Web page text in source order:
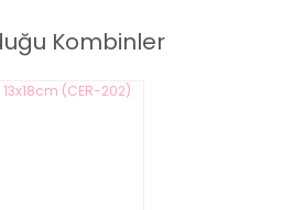
Kombinler